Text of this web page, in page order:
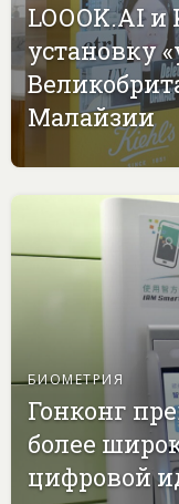
LOOOK.AI
установку
Малайзии
БИОМЕТРИЯ
Гонконг
более
цифровой